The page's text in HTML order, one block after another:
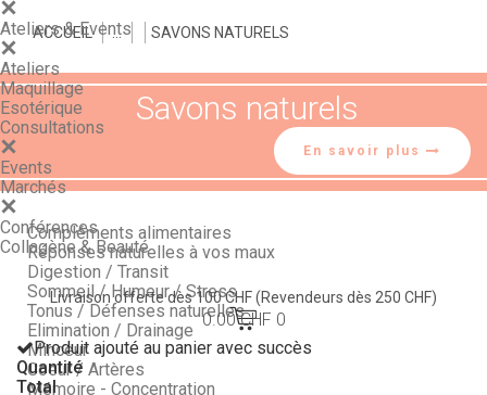
Ateliers & Events
Ateliers
Maquillage
Esotérique
Consultations
Events
Marchés
Conférences
Collagène & Beauté
Livraison offerte dès 100 CHF(Revendeurs dès 250 CHF)
0.00 CHF 0
Produit ajouté au panier avec succès
Quantité
Total
ACCUEIL> > SAVONS NATURELS
Savons naturels
En savoir plus
Compléments alimentaires
Réponses naturelles à vos maux
Digestion / Transit
Sommeil / Humeur / Stress
Tonus / Défenses naturelles
Elimination / Drainage
Minceur
Coeur / Artères
Mémoire - Concentration